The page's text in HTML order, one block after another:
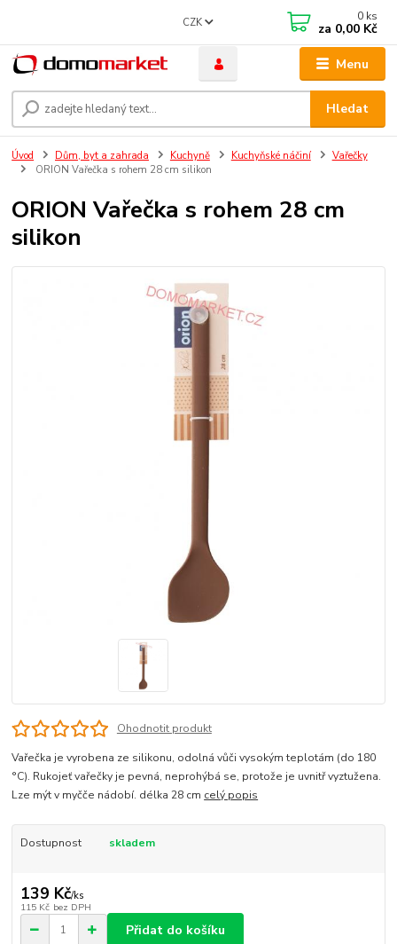
Menu
CZK
Hledat
0 ks
za 0,00 Kč
Úvod Dům, byt a zahrada Kuchyně Kuchyňské náčiní
Vařečky
ORION Vařečka s rohem 28 cm silikon
ORION Vařečka s rohem 28 cm
silikon
Ohodnotit produkt
Vařečka je vyrobena ze silikonu, odolná vůči vysokým teplotám (do 180
°C). Rukojeť vařečky je pevná, neprohýbá se, protože je uvnitř vyztužena.
Lze mýt v myčče nádobí. délka 28 cm celý popis
Dostupnost skladem
139 Kč/ks
115 Kč bez DPH
Přidat do košíku